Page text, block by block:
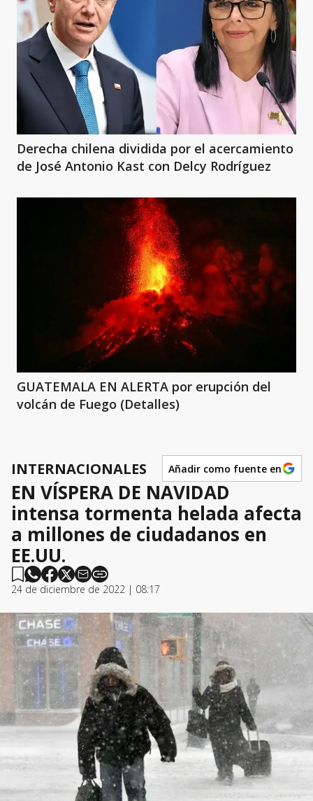
Derecha chilena dividida por el acercamiento
de José Antonio Kast con Delcy Rodríguez
GUATEMALA EN ALERTA por erupción del
volcán de Fuego (Detalles)
INTERNACIONALES Añadir como fuente en
EN VÍSPERA DE NAVIDAD
intensa tormenta helada afecta
a millones de ciudadanos en
EE.UU.
24 de diciembre de 2022 | 08:17